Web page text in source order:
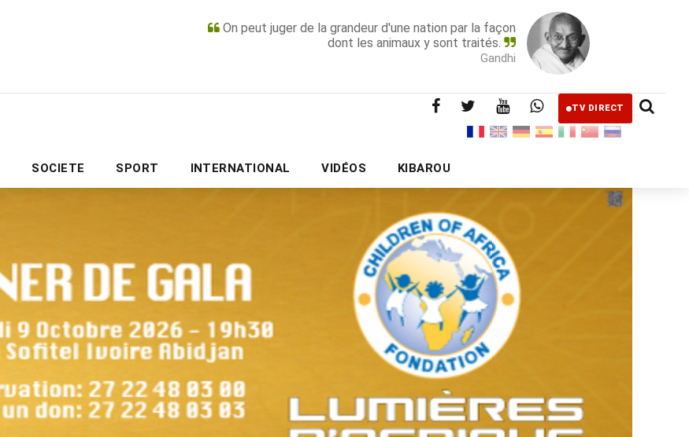
On peut juger de la grandeur d'une nation par la façon
dont les animaux y sont traités.
Gandhi
TV DIRECT
SOCIETE SPORT INTERNATIONAL VIDÉOS KIBAROU
PUBLICITÉ